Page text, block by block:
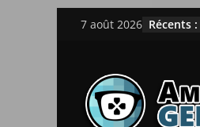
Passer7 août 2026 Récents :